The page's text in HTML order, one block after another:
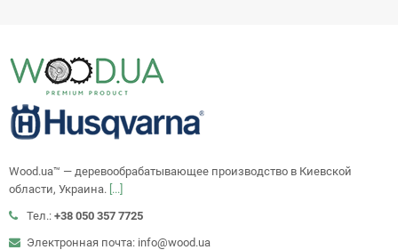
Wood.ua™ — деревообрабатывающее производство в Киевской
области, Украина. [...]
Тел.: +38 050 357 7725
Электронная почта: info@wood.ua